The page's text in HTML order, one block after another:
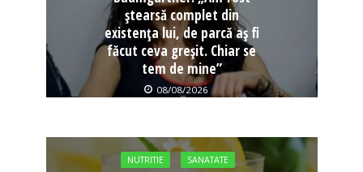
ștearsă complet din
existența lui, de parcă aș fi
făcut ceva greșit. Chiar se
tem de mine”
08/08/2026
NUTRITIE SANATATE